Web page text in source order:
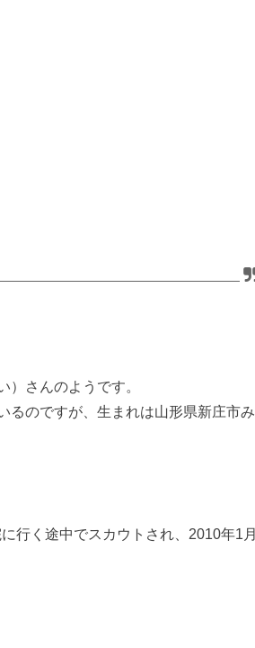
さんのようです。
るのですが、生まれは山形県新庄市み
行く途中でスカウトされ、2010年1月